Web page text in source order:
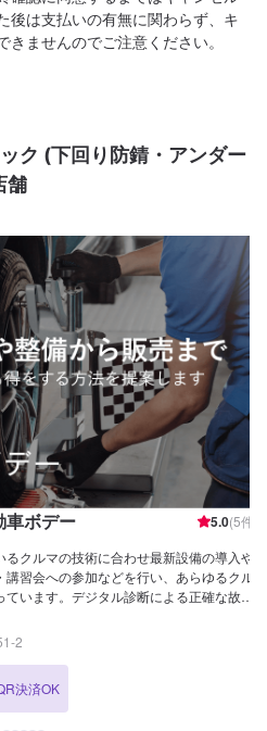
後は支払いの有無に関わらず、キ
ませんのでご注意ください。
ク (下回り防錆・アンダー
舗
ボデー 5.0(5件)
クルマの技術に合わせ最新設備の導入や
習会への参加などを行い、あらゆるクル
います。デジタル診断による正確な故障
理・整備を行います。 鈑金塗装修理をメ
による点検・メンテナンス、クルマのパ
通したスタッフよりお客様へ丁寧な説明を
。
決済OK